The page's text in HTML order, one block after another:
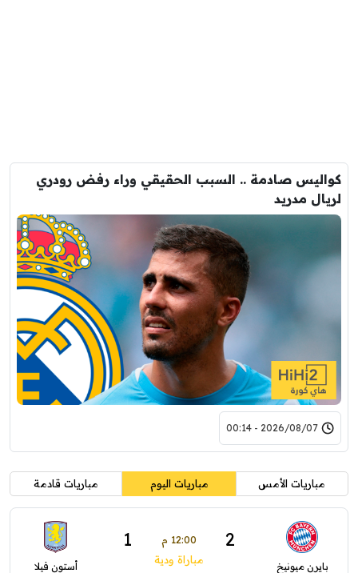
كواليس صادمة .. السبب الحقيقي وراء رفض رودري
لريال مدريد
2026/08/07 - 00:14
مباريات الأمس مباريات اليوم مباريات قادمة
بايرن ميونيخ
2 12:00 م 1
مباراة ودية أستون فيلا